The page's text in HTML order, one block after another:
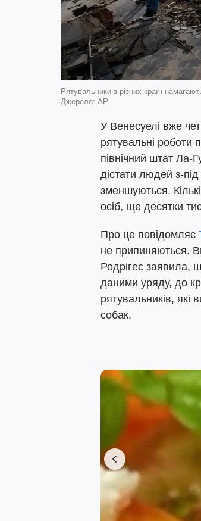
Рятувальники з різних країн
Джерело: AP
У Венесуелі вже
рятувальні роботи
північний штат Ла-
дістати людей з-
зменшуються.
осіб, ще десятки
Про це повідомляє
не припиняються.
Родрігес заявила,
даними уряду, до
рятувальників,
собак.